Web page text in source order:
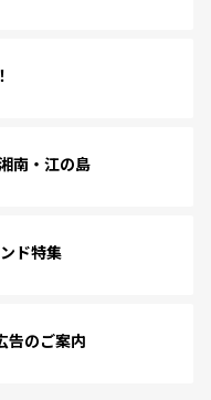
南・江の島
ド特集
告のご案内